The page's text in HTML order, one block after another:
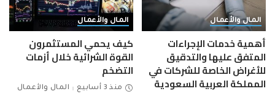
المال والأعمال
أهمية خدمات الإجراءات
المتفق عليها والتدقيق
للأغراض الخاصة للشركات في
المملكة العربية السعودية
المال والأعمال
كيف يحمي المستثمرون
القوة الشرائية خلال أزمات
التضخم
منذ 3 أسابيع المال والأعمال